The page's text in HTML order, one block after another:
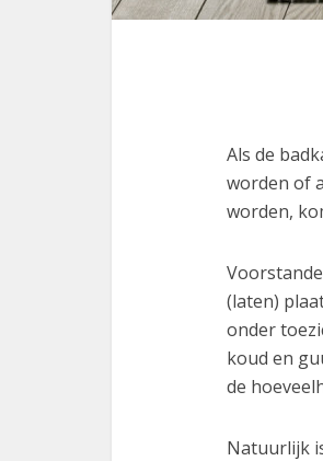
Als de
worden of
worden,
(laten)
onder
koud en
de
Natuurlijk